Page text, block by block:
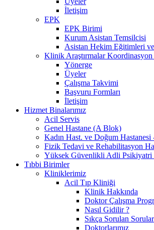
İletişim
EPK
EPK Birimi
Kurum Asistan Temsilcisi
Asistan Hekim Eğitimleri
Klinik Araştırmalar
Yönerge
Üyeler
Çalışma Takvimi
Başvuru Formları
İletişim
Hizmet Binalarımız
Acil Servis
Genel Hastane (A Blok)
Kadın Hast. ve Doğum
Fizik Tedavi ve Rehabilitasyon
Yüksek Güvenlikli Adli Psikiyatri
Tıbbi Birimler
Kliniklerimiz
Acil Tıp Kliniği
Klinik Hakkında
Doktor Çalışma
Nasıl Gidilir ?
Sıkça Sorulan Sorular
Doktorlarımız